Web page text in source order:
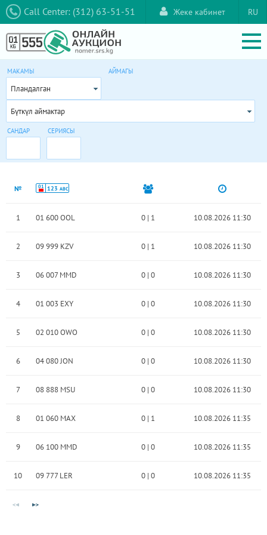
Call Center: (312) 63-51-51 RU
Жеке кабинет
МАКАМЫ
Пландалган
АЙМАГЫ
Бүткүл аймактар
САНДАР СЕРИЯСЫ
№ 01 123 ABC
1 01 600 OOL 0| 1 10.08.2026 11:30
2 09 999 KZV 0| 1 10.08.2026 11:30
3 06 007 MMD 0| 0 10.08.2026 11:30
4 01 003 EXY 0| 0 10.08.2026 11:30
5 02 010 OWO 0| 0 10.08.2026 11:30
6 04 080 JON 0| 0 10.08.2026 11:30
7 08 888 MSU 0| 0 10.08.2026 11:30
8 01 060 MAX 0| 1 10.08.2026 11:35
9 06 100 MMD 0| 0 10.08.2026 11:35
10 09 777 LER 0| 0 10.08.2026 11:35